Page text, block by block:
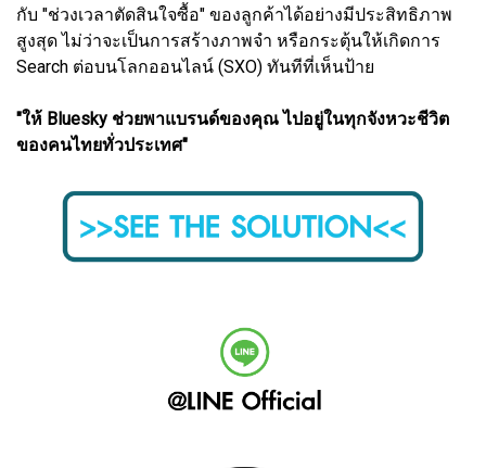
กับ "ช่วงเวลาตัดสินใจซื้อ" ของลูกค้าได้อย่างมีประสิทธิภาพ
สูงสุด ไม่ว่าจะเป็นการสร้างภาพจำ หรือกระตุ้นให้เกิดการ
Search ต่อบนโลกออนไลน์ (SXO) ทันทีที่เห็นป้าย
"ให้ Bluesky ช่วยพาแบรนด์ของคุณ ไปอยู่ในทุกจังหวะชีวิต
ของคนไทยทั่วประเทศ"